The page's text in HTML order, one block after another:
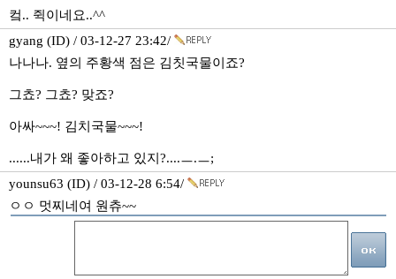
컼.. 쥑이네요..^^
gyang (ID) / 03-12-27 23:42/
나나나. 옆의 주황색 점은 김칫국물이죠?
그쵸? 그쵸? 맞죠?
아싸~~~! 김치국물~~~!
......내가 왜 좋아하고 있지?....ㅡ.ㅡ;
younsu63 (ID) / 03-12-28 6:54/
ㅇㅇ 멋찌네여 원츄~~